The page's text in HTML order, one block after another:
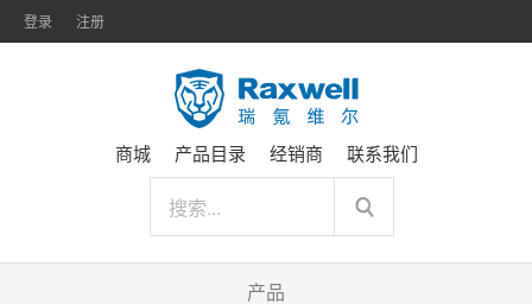
登录 注册
商城 产品目录 经销商 联系我们
产品